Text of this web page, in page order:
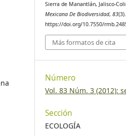
Sierra de Manantlán, Jalisco-
Mexicana De Biodiversidad,83(3).
https://doi.org/10.7550/
Más formatos de cita
Número
Vol. 83 Núm. 3 (2012):
Sección
ECOLOGÍA